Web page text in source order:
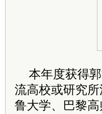
本年度获得
流高校或研究
鲁大学、巴黎